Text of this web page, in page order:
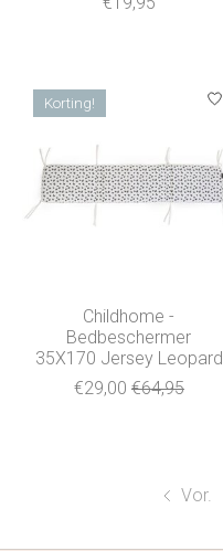
Korting!
Childhome -
Bedbeschermer
35X170 Jersey Leopard
€29,00 €64,95
Vor.